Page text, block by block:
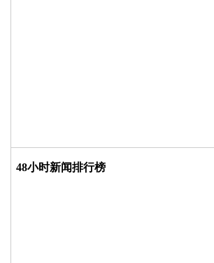
48小时新闻排行榜